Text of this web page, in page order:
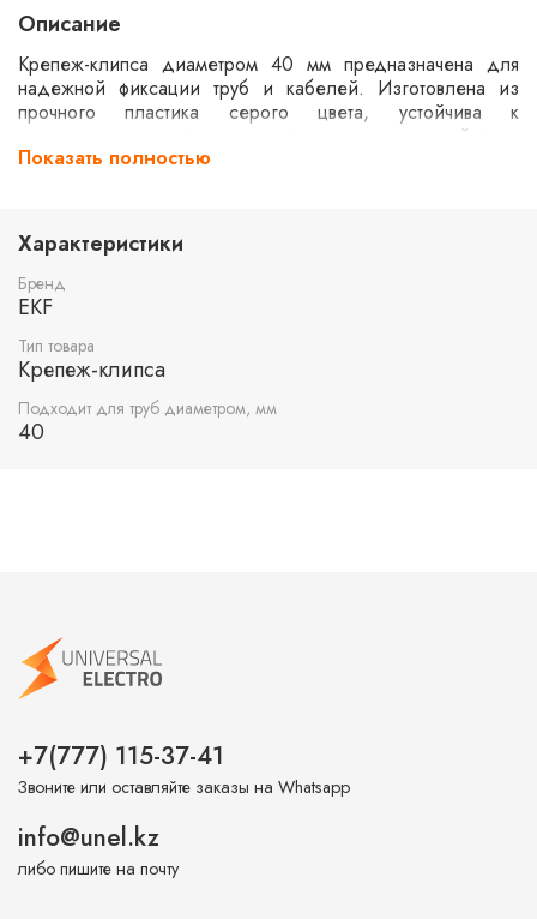
Описание
Крепеж-клипса диаметром 40 мм предназначена для
надежной фиксации труб и кабелей. Изготовлена из
прочного пластика серого цвета, устойчива к
механическим повреждениям и воздействию
окружающей среды. В комплекте 30 штук, что позволяет
электромонтаже.
Показать полностью
Характеристики
Бренд
EKF
Тип товара
Крепеж-клипса
Подходит для труб диаметром, мм
40
+7(777) 115-37-41
Звоните или оставляйте заказы на Whatsapp
info@unel.kz
либо пишите на почту